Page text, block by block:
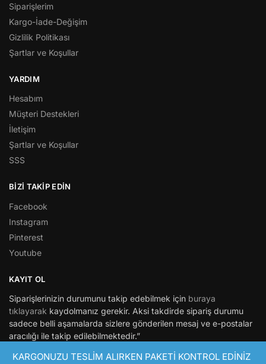
KARGONUZU TESLİM ALIRKEN PAKETİ KONTROL EDİNİZ
Siparişlerim
Kargo-İade-Değişim
Gizlilik Politikası
Şartlar ve Koşullar
YARDIM
Hesabım
Müşteri Destekleri
İletişim
Şartlar ve Koşullar
SSS
BİZİ TAKİP EDİN
Facebook
Instagram
Pinterest
Youtube
KAYIT OL
Siparişlerinizin durumunu takip edebilmek için buraya
tıklayarak kaydolmanız gerekir. Aksi takdirde sipariş durumu
sadece belli aşamalarda sizlere gönderilen mesaj ve e-postalar
aracılığı ile takip edilebilmektedir.”
© Hepsimaket 2021